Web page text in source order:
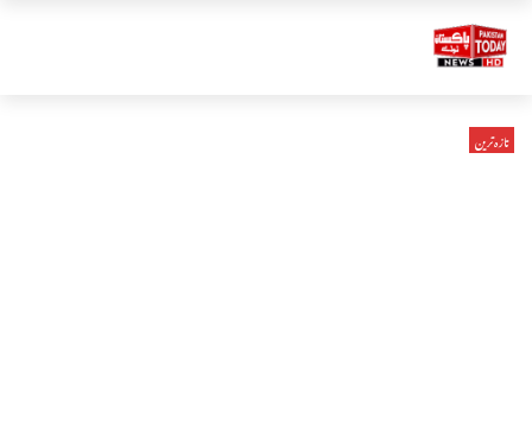
تازہ ترین